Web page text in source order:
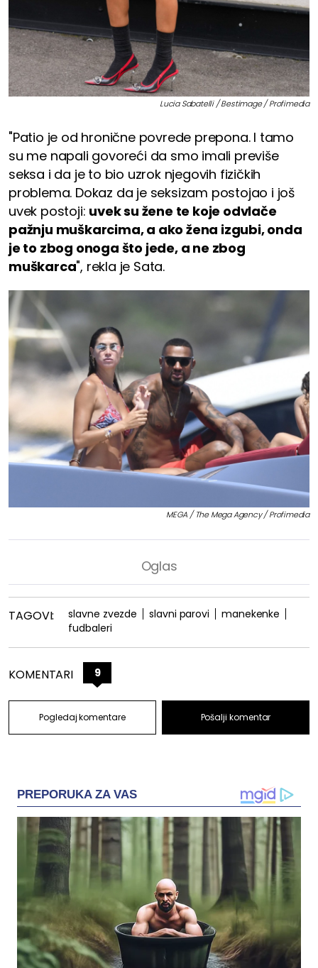
Lucia Sabatelli / Bestimage / Profimedia
"Patio je od hronične povrede prepona. I tamo
su me napali govoreći da smo imali previše
seksa i da je to bio uzrok njegovih fizičkih
problema. Dokaz da je seksizam postojao i još
uvek postoji: uvek su žene te koje odvlače
pažnju muškarcima, a ako žena izgubi, onda
je to zbog onoga što jede, a ne zbog
muškarca", rekla je Sata.
MEGA / The Mega Agency / Profimedia
TAGOVI: slavne zvezde slavni parovi
manekenke
fudbaleri
KOMENTARI 9
Pogledaj komentare Pošalji komentar
PREPORUKA ZA VAS